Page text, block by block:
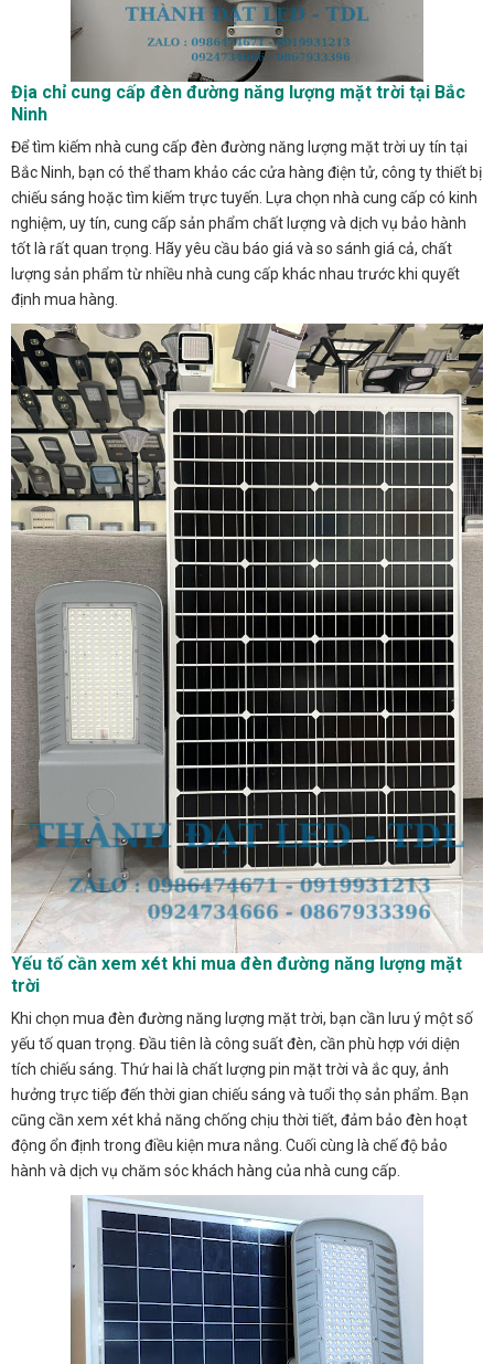
Địa chỉ cung cấp đèn đường năng lượng mặt trời tại Bắc
Ninh
Để tìm kiếm nhà cung cấp đèn đường năng lượng mặt trời uy tín tại
Bắc Ninh, bạn có thể tham khảo các cửa hàng điện tử, công ty thiết bị
chiếu sáng hoặc tìm kiếm trực tuyến. Lựa chọn nhà cung cấp có kinh
nghiệm, uy tín, cung cấp sản phẩm chất lượng và dịch vụ bảo hành
tốt là rất quan trọng. Hãy yêu cầu báo giá và so sánh giá cả, chất
lượng sản phẩm từ nhiều nhà cung cấp khác nhau trước khi quyết
định mua hàng.
Yếu tố cần xem xét khi mua đèn đường năng lượng mặt
trời
Khi chọn mua đèn đường năng lượng mặt trời, bạn cần lưu ý một số
yếu tố quan trọng. Đầu tiên là công suất đèn, cần phù hợp với diện
tích chiếu sáng. Thứ hai là chất lượng pin mặt trời và ắc quy, ảnh
hưởng trực tiếp đến thời gian chiếu sáng và tuổi thọ sản phẩm. Bạn
cũng cần xem xét khả năng chống chịu thời tiết, đảm bảo đèn hoạt
động ổn định trong điều kiện mưa nắng. Cuối cùng là chế độ bảo
hành và dịch vụ chăm sóc khách hàng của nhà cung cấp.